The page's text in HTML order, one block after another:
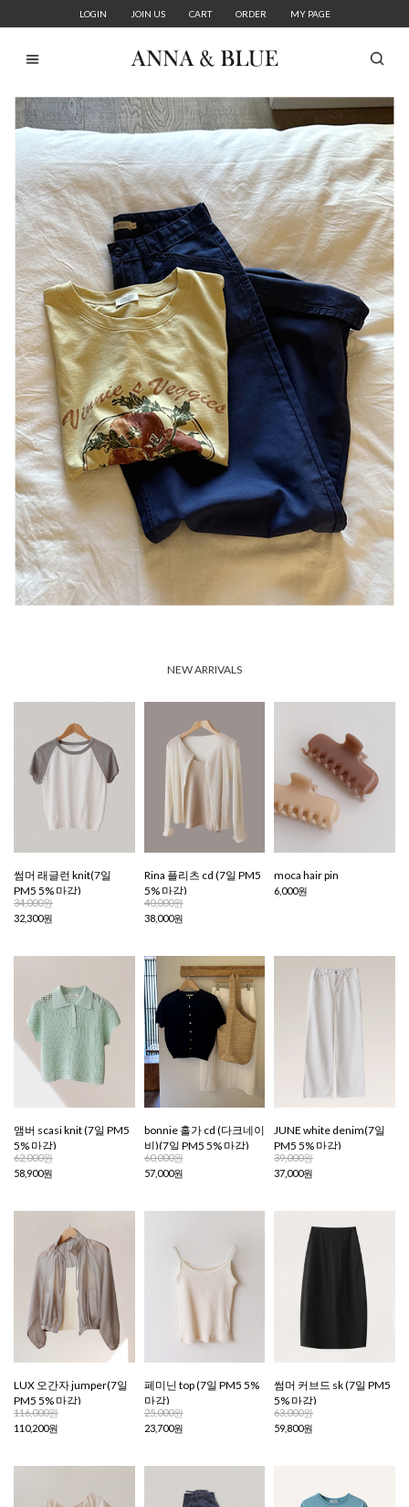
LOGIN JOIN US CART ORDER MY PAGE
NEW ARRIVALS
썸머 래글런 knit(7일
PM5 5% 마감)
34,000원
32,300원
Rina 플리츠 cd (7일 PM5
5% 마감)
40,000원
38,000원
moca hair pin
6,000원
앰버 scasi knit (7일 PM5
5% 마감)
62,000원
58,900원
bonnie 홀가 cd (다크네이
비)(7일 PM5 5% 마감)
60,000원
57,000원
JUNE white denim(7일
PM5 5% 마감)
39,000원
37,000원
LUX 오간자 jumper(7일
PM5 5% 마감)
116,000원
110,200원
페미닌 top (7일 PM5 5%
마감)
25,000원
23,700원
썸머 커브드 sk (7일 PM5
5% 마감)
63,000원
59,800원